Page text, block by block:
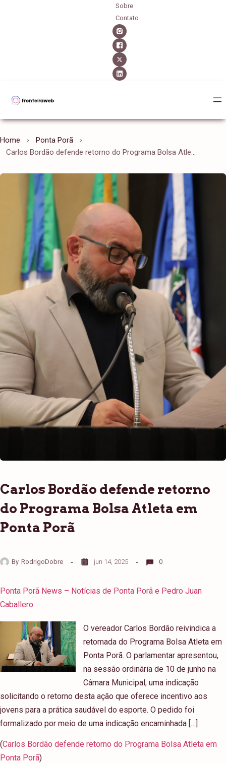
Sobre
Contato
Home
Ponta Porã
Carlos Bordão defende retorno do Programa Bolsa Atleta em Ponta Porã
Carlos Bordão defende retorno
do Programa Bolsa Atleta em
Ponta Porã
By RodrigoDobre jun 14, 2025 0
Ponta Porã News – Notícias de Ponta Porã e Pedro Juan
Caballero
O vereador Carlos Bordão reivindica a
retomada do Programa Bolsa Atleta em
Ponta Porã. O parlamentar apresentou,
na sessão ordinária de 10 de junho na
Câmara Municipal, uma indicação
solicitando o retorno desta ação que oferece incentivo aos
jovens para a prática saudável do esporte. O pedido foi
formalizado por meio de uma indicação encaminhada […]
(Carlos Bordão defende retorno do Programa Bolsa Atleta em
Ponta Porã)